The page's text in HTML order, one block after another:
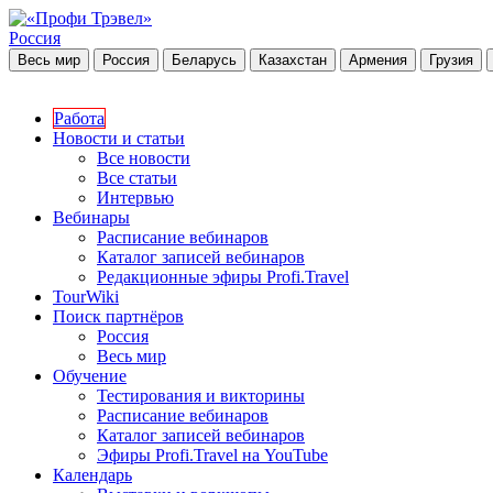
Россия
Весь мир Россия Беларусь Казахстан Армения Грузия
Работа
Новости и статьи
Все новости
Все статьи
Интервью
Вебинары
Расписание вебинаров
Каталог записей вебинаров
Редакционные эфиры Profi.Travel
TourWiki
Поиск партнёров
Россия
Весь мир
Обучение
Тестирования и викторины
Расписание вебинаров
Каталог записей вебинаров
Эфиры Profi.Travel на YouTube
Календарь